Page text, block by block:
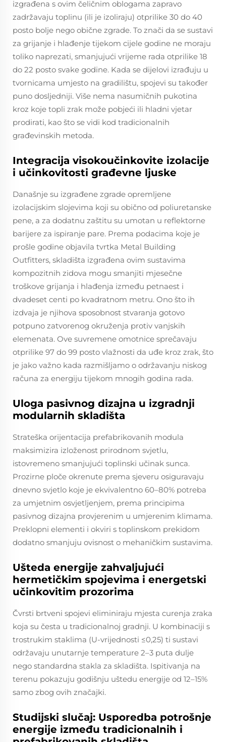
izgrađena s ovim čeličnim oblogama zapravo
zadržavaju toplinu (ili je izoliraju) otprilike 30 do 40
posto bolje nego obične zgrade. To znači da se sustavi
za grijanje i hlađenje tijekom cijele godine ne moraju
toliko naprezati, smanjujući vrijeme rada otprilike 18
do 22 posto svake godine. Kada se dijelovi izrađuju u
tvornicama umjesto na gradilištu, spojevi su također
puno dosljedniji. Više nema nasumičnih pukotina
kroz koje topli zrak može pobjeći ili hladni vjetar
prodirati, kao što se vidi kod tradicionalnih
građevinskih metoda.
Integracija visokoučinkovite izolacije
i učinkovitosti građevne ljuske
Današnje su izgrađene zgrade opremljene
izolacijskim slojevima koji su obično od poliuretanske
pene, a za dodatnu zaštitu su umotan u reflektorne
barijere za ispiranje pare. Prema podacima koje je
prošle godine objavila tvrtka Metal Building
Outfitters, skladišta izgrađena ovim sustavima
kompozitnih zidova mogu smanjiti mjesečne
troškove grijanja i hlađenja između petnaest i
dvadeset centi po kvadratnom metru. Ono što ih
izdvaja je njihova sposobnost stvaranja gotovo
potpuno zatvorenog okruženja protiv vanjskih
elemenata. Ove suvremene omotnice sprečavaju
otprilike 97 do 99 posto vlažnosti da uđe kroz zrak, što
je jako važno kada razmišljamo o održavanju niskog
računa za energiju tijekom mnogih godina rada.
Uloga pasivnog dizajna u izgradnji
modularnih skladišta
Strateška orijentacija prefabrikovanih modula
maksimizira izloženost prirodnom svjetlu,
istovremeno smanjujući toplinski učinak sunca.
Prozirne ploče okrenute prema sjeveru osiguravaju
dnevno svjetlo koje je ekvivalentno 60–80% potreba
za umjetnim osvjetljenjem, prema principima
pasivnog dizajna provjerenim u umjerenim klimama.
Preklopni elementi i okviri s toplinskom prekidom
dodatno smanjuju ovisnost o mehaničkim sustavima.
Ušteda energije zahvaljujući
hermetičkim spojevima i energetski
učinkovitim prozorima
Čvrsti brtveni spojevi eliminiraju mjesta curenja zraka
koja su česta u tradicionalnoj gradnji. U kombinaciji s
trostrukim staklima (U-vrijednosti ≤0,25) ti sustavi
održavaju unutarnje temperature 2–3 puta dulje
nego standardna stakla za skladišta. Ispitivanja na
terenu pokazuju godišnju uštedu energije od 12–15%
samo zbog ovih značajki.
Studijski slučaj: Usporedba potrošnje
energije između tradicionalnih i